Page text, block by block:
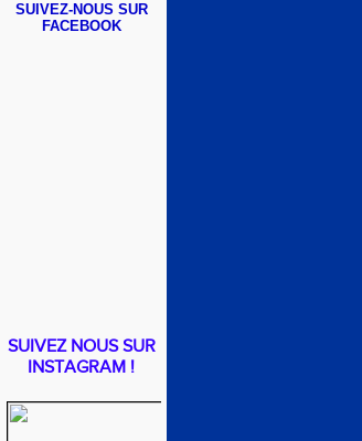
SUIVEZ-NOUS SUR
FACEBOOK
SUIVEZ NOUS SUR
INSTAGRAM !